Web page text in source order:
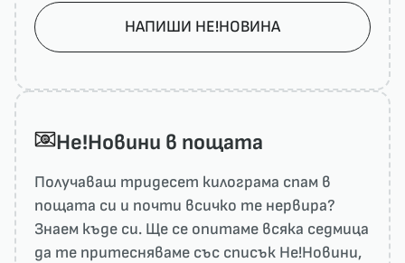
НАПИШИ НЕ!НОВИНА
He!Новини в пощата
Получаваш тридесет килограма спам в
пощата си и почти всичко те нервира?
Знаем къде си. Ще се опитаме всяка седмица
да те притесняваме със списък He!Новини,